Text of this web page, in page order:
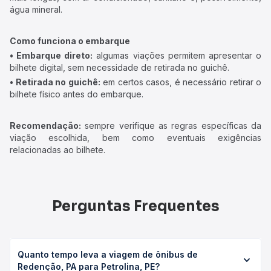
água mineral.
Como funciona o embarque
• Embarque direto: algumas viações permitem apresentar o
bilhete digital, sem necessidade de retirada no guichê.
• Retirada no guichê: em certos casos, é necessário retirar o
bilhete físico antes do embarque.
Recomendação: sempre verifique as regras específicas da
viação escolhida, bem como eventuais exigências
relacionadas ao bilhete.
Perguntas Frequentes
Quanto tempo leva a viagem de ônibus de
Redenção, PA para Petrolina, PE?